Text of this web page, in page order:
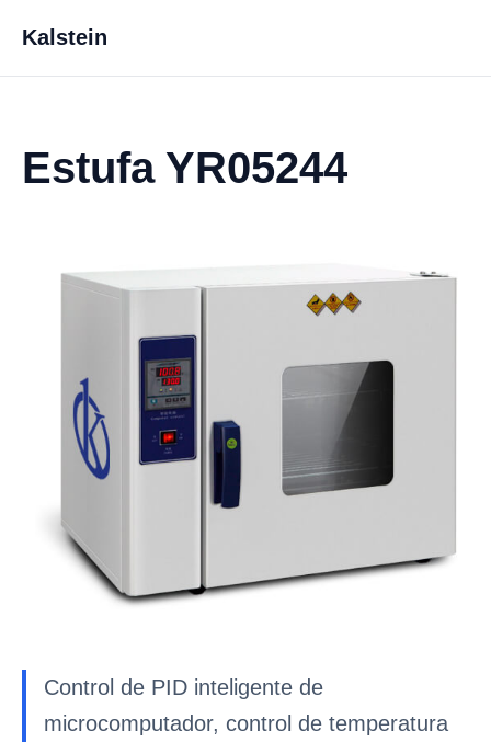
Kalstein
Estufa YR05244
Control de PID inteligente de
microcomputador, control de temperatura